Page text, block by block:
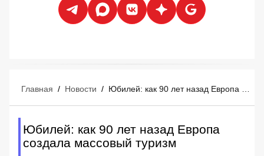
Главная / Новости / Юбилей: как 90 лет назад Европа создала массовый туризм
Юбилей: как 90 лет назад Европа
создала массовый туризм